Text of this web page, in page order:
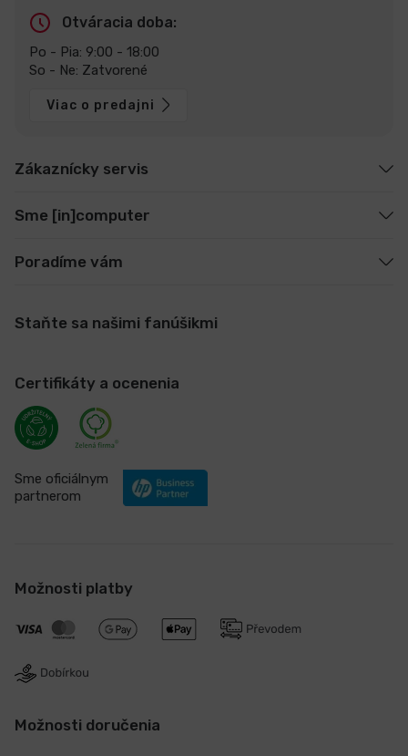
Otváracia doba:
Po - Pia: 9:00 - 18:00
So - Ne: Zatvorené
Viac o predajni
Zákaznícky servis
Sme [in]computer
Poradíme vám
Staňte sa našimi fanúšikmi
Certifikáty a ocenenia
Sme oficiálnym
partnerom
Možnosti platby
Možnosti doručenia